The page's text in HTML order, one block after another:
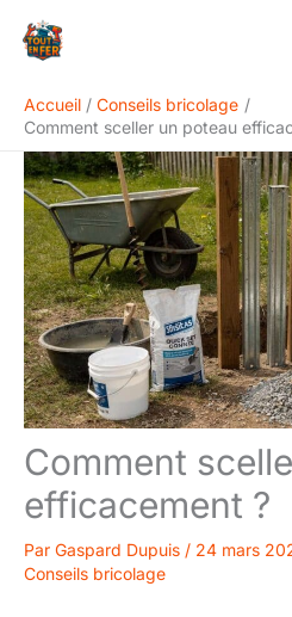
Accueil
Conseils bricolage
Comment sceller un poteau
Comment
efficacement ?
Par Gaspard Dupuis / 24 mars
Conseils bricolage